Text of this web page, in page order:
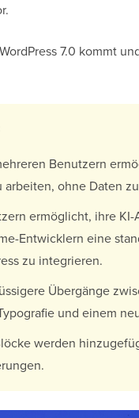
7.0 kommt
Benutzern
ohne Daten
ermöglicht, ihre
Entwicklern eine
zu integrieren.
Übergänge
und einem
werden